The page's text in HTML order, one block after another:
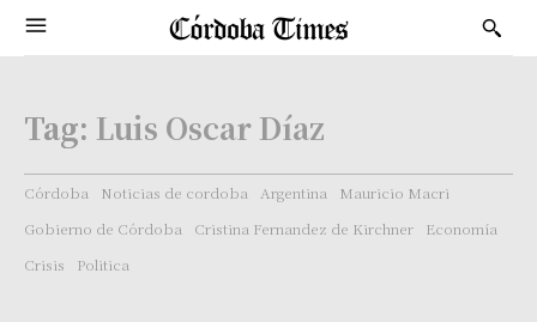
Tag: Luis Oscar Díaz
Córdoba Noticias de cordoba Argentina
Mauricio Macri
Gobierno de Córdoba
Cristina Fernandez de Kirchner
Economía
Crisis
Politica